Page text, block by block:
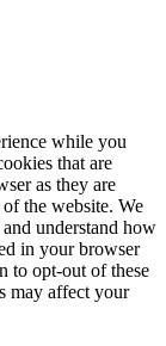
while you
that are
as they are
the website. We
understand how
in your browser
to opt-out of these
may affect your